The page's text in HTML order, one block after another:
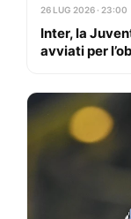
26 LUG 2026 · 23:00
Inter, la
avviati per